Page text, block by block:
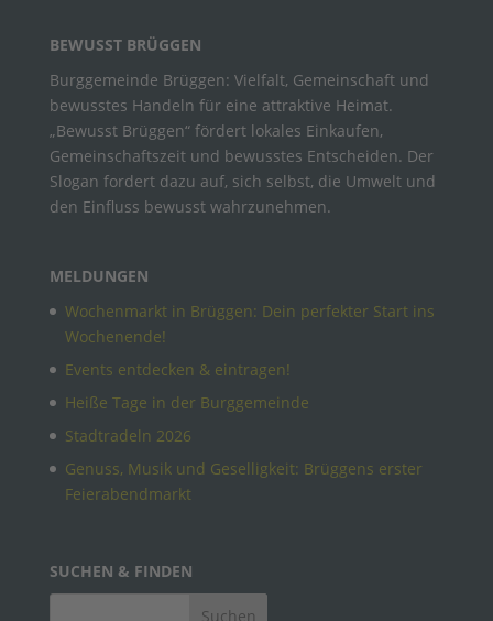
BEWUSST BRÜGGEN
Burggemeinde Brüggen: Vielfalt, Gemeinschaft und
bewusstes Handeln für eine attraktive Heimat.
„Bewusst Brüggen“ fördert lokales Einkaufen,
Gemeinschaftszeit und bewusstes Entscheiden. Der
Slogan fordert dazu auf, sich selbst, die Umwelt und
den Einfluss bewusst wahrzunehmen.
MELDUNGEN
Wochenmarkt in Brüggen: Dein perfekter Start ins
Wochenende!
Events entdecken & eintragen!
Heiße Tage in der Burggemeinde
Stadtradeln 2026
Genuss, Musik und Geselligkeit: Brüggens erster
Feierabendmarkt
SUCHEN & FINDEN